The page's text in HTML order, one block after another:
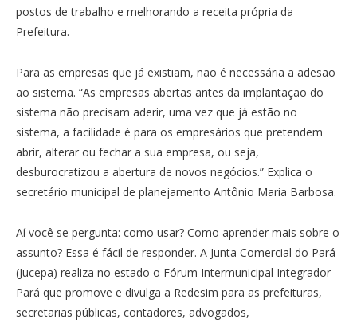
postos de trabalho e melhorando a receita própria da
Prefeitura.
Para as empresas que já existiam, não é necessária a adesão
ao sistema. “As empresas abertas antes da implantação do
sistema não precisam aderir, uma vez que já estão no
sistema, a facilidade é para os empresários que pretendem
abrir, alterar ou fechar a sua empresa, ou seja,
desburocratizou a abertura de novos negócios.” Explica o
secretário municipal de planejamento Antônio Maria Barbosa.
Aí você se pergunta: como usar? Como aprender mais sobre o
assunto? Essa é fácil de responder. A Junta Comercial do Pará
(Jucepa) realiza no estado o Fórum Intermunicipal Integrador
Pará que promove e divulga a Redesim para as prefeituras,
secretarias públicas, contadores, advogados,